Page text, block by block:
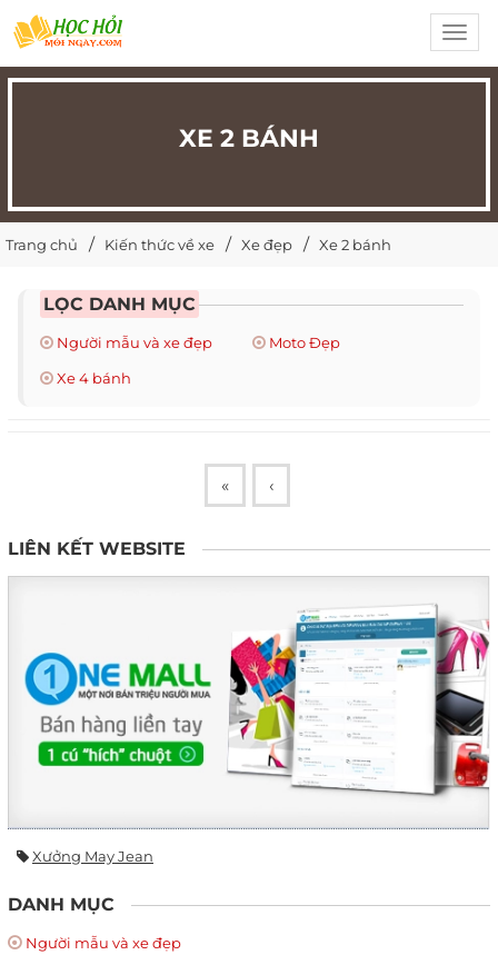
XE 2 BÁNH
Trang chủ Kiến thức về xe Xe đẹp Xe 2 bánh
LỌC DANH MỤC
Người mẫu và xe đẹp
Moto Đẹp
Xe 4 bánh
« ‹
LIÊN KẾT WEBSITE
Xưởng May Jean
DANH MỤC
Người mẫu và xe đẹp